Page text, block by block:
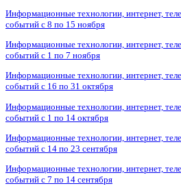
Информационные технологии, интернет,
событий с 8 по 15 ноября
Информационные технологии, интернет,
событий с 1 по 7 ноября
Информационные технологии, интернет,
событий с 16 по 31 октября
Информационные технологии, интернет,
событий с 1 по 14 октября
Информационные технологии, интернет,
событий с 14 по 23 сентября
Информационные технологии, интернет,
событий с 7 по 14 сентября